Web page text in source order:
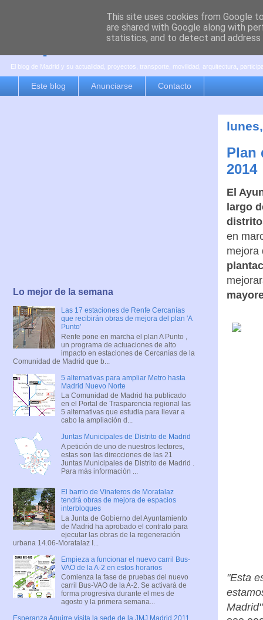
es por madrid
El blog de Madrid y su actualidad, proyectos, transporte, movilidad, arquitectura,
Este blog Anunciarse Contacto
Plan
2014
El
largo
en
mejora
"Esta
Madrid"
Lo mejor de la semana
Las 17 estaciones de Renfe Cercanías
que recibirán obras de mejora del plan 'A
Punto'
Renfe pone en marcha el plan A Punto ,
un programa de actuaciones de alto
impacto en estaciones de Cercanías de la
Comunidad de Madrid que b...
5 alternativas para ampliar Metro hasta
Madrid Nuevo Norte
La Comunidad de Madrid ha publicado
en el Portal de Trasparencia regional las
5 alternativas que estudia para llevar a
cabo la ampliación d...
Juntas Municipales de Distrito de Madrid
A petición de uno de nuestros lectores,
estas son las direcciones de las 21
Juntas Municipales de Distrito de Madrid .
Para más información ...
El barrio de Vinateros de Moratalaz
tendrá obras de mejora de espacios
interbloques
La Junta de Gobierno del Ayuntamiento
de Madrid ha aprobado el contrato para
ejecutar las obras de la regeneración
urbana 14.06-Moratalaz I...
Empieza a funcionar el nuevo carril Bus-
VAO de la A-2 en estos horarios
Comienza la fase de pruebas del nuevo
carril Bus-VAO de la A-2. Se activará de
forma progresiva durante el mes de
agosto y la primera semana...
Esperanza Aguirre visita la sede de la JMJ Madrid 2011
This site uses cookies from Google
are shared with Google along with
statistics, and to detect and address